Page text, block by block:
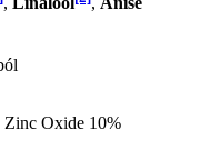
Zinc Oxide 10%